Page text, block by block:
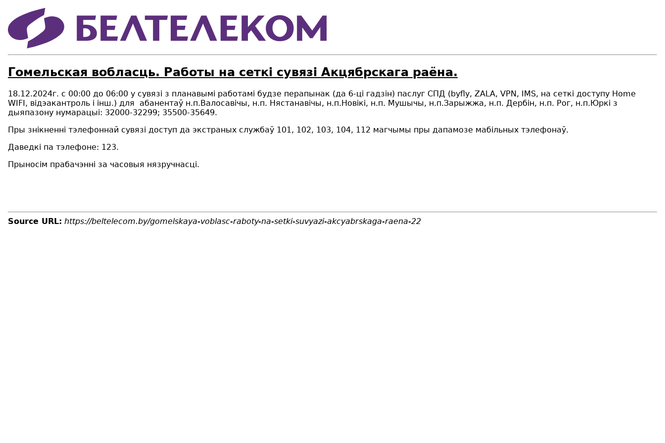
Гомельская вобласць. Работы на сеткi сувязi Акцябрскага раëна.
18.12.2024г. с 00:00 до 06:00 у сувязі з планавымі работамі будзе перапынак (да 6-ці гадзін) паслуг СПД (byfly, ZALA, VPN, IMS, на сеткі доступу Home
WIFI, відэакантроль і інш.) для абанентаў н.п.Валосавічы, н.п. Нястанавічы, н.п.Новікі, н.п. Мушычы, н.п.Зарыжжа, н.п. Дербін, н.п. Рог, н.п.Юркі з
дыяпазону нумарацыі: 32000-32299; 35500-35649.
Пры знікненні тэлефоннай сувязі доступ да экстраных службаў 101, 102, 103, 104, 112 магчымы пры дапамозе мабільных тэлефонаў.
Даведкі па тэлефоне: 123.
Прыносім прабачэнні за часовыя нязручнасці.
Source URL: https://beltelecom.by/gomelskaya-voblasc-raboty-na-setki-suvyazi-akcyabrskaga-raena-22